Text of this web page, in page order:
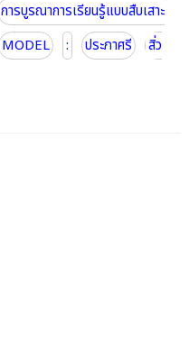
การบูรณาการเรียนรู้แบบสืบเสาะ
MODEL : ประภาศรี
สิ่ว